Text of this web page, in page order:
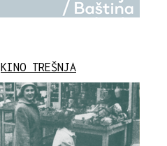
KINO TREŠNJA